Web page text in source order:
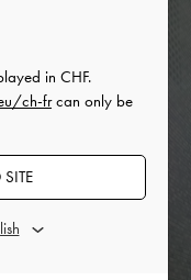
in CHF.
ch-frcan only be